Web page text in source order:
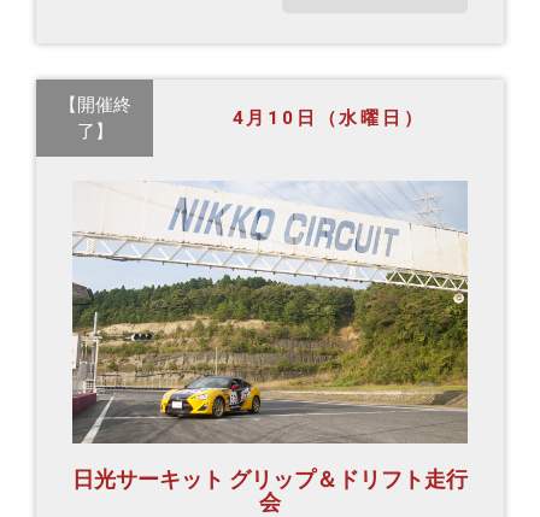
【開催終
了】
4月10日（水曜日）
日光サーキット グリップ＆ドリフト走行
会